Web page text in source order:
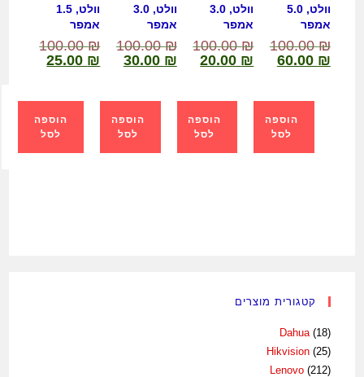
וולט, 5.0
אמפר
100.00₪
60.00 ₪
הוספה
לסל
וולט, 3.0
אמפר
100.00₪
20.00 ₪
הוספה
לסל
וולט, 3.0
אמפר
100.00₪
30.00 ₪
הוספה
לסל
וולט, 1.5
אמפר
100.00₪
25.00 ₪
הוספה
לסל
קטגורית מוצרים
Dahua (18)
Hikvision (25)
Lenovo (212)